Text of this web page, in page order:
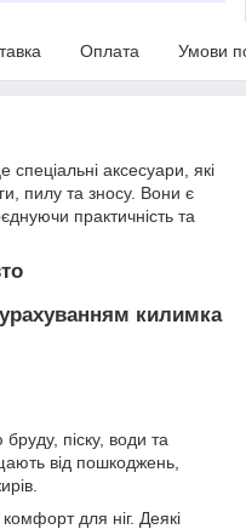
Оплата Умови
спеціальні аксесуари, які
пилу та зносу. Вони є
практичність та
килимка
піску, води та
від пошкоджень,
для ніг. Деякі